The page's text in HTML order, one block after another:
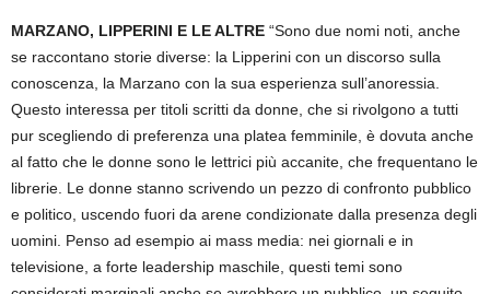
MARZANO, LIPPERINI E LE ALTRE “Sono due nomi noti, anche
se raccontano storie diverse: la Lipperini con un discorso sulla
conoscenza, la Marzano con la sua esperienza sull’anoressia.
Questo interessa per titoli scritti da donne, che si rivolgono a tutti
pur scegliendo di preferenza una platea femminile, è dovuta anche
al fatto che le donne sono le lettrici più accanite, che frequentano le
librerie. Le donne stanno scrivendo un pezzo di confronto pubblico
e politico, uscendo fuori da arene condizionate dalla presenza degli
uomini. Penso ad esempio ai mass media: nei giornali e in
televisione, a forte leadership maschile, questi temi sono